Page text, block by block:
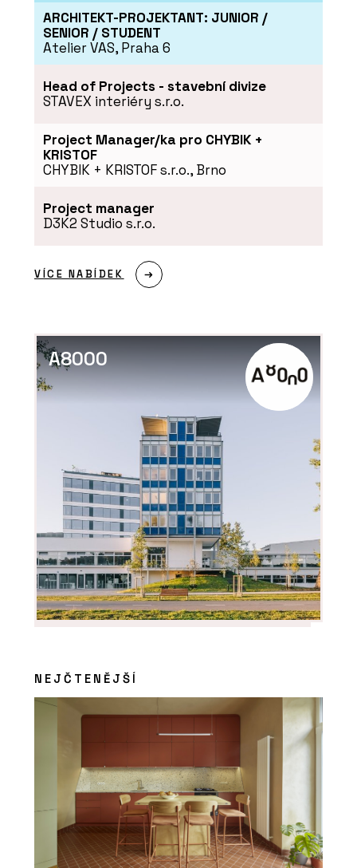
Akustický vinyl Sarlon a Modul’Up -
Forbo Flooring Systems
Kanceláře společnosti ŠKODA AUTO v
moderním a trendy designu
PRODUKTY
Luxusní vinylové dílce Allura - Forbo
Flooring Systems
ARCHITEKT-PROJEKTANT: JUNIOR /
SENIOR / STUDENT
Atelier VAS, Praha 6
Head of Projects - stavební divize
STAVEX interiéry s.r.o.
Project Manager/ka pro CHYBIK +
KRISTOF
CHYBIK + KRISTOF s.r.o., Brno
Project manager
D3K2 Studio s.r.o.
VÍCE NABÍDEK
A8000
NEJČTENĚJŠÍ